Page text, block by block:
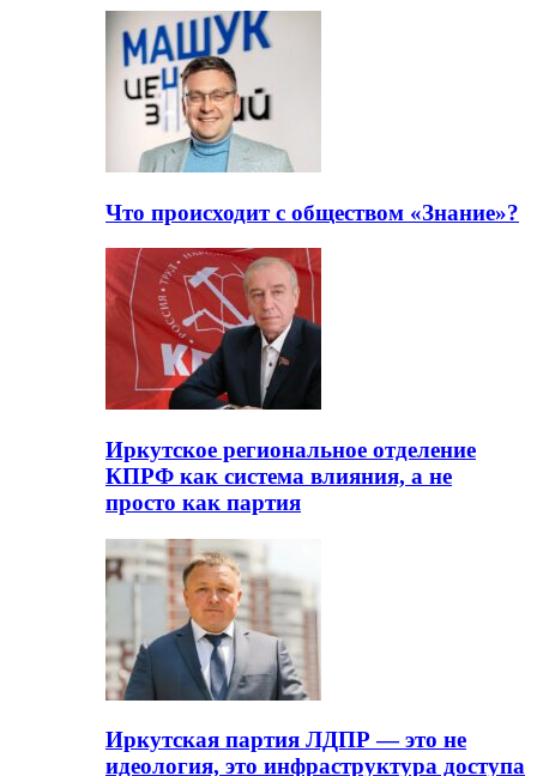
Что происходит с обществом «Знание»?
Иркутское региональное отделение
КПРФ как система влияния, а не
просто как партия
Иркутская партия ЛДПР — это не
идеология, это инфраструктура доступа